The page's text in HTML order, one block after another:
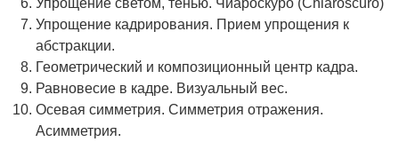
Упрощение светом, тенью. Чиароскуро (Chiaroscuro)
Упрощение кадрирования. Прием упрощения к
абстракции.
Геометрический и композиционный центр кадра.
Равновесие в кадре. Визуальный вес.
Осевая симметрия. Симметрия отражения.
Асимметрия.